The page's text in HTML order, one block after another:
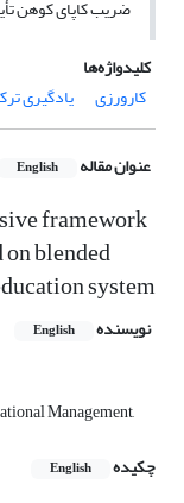
ضریب کاپای کوهن
کلیدواژه‌ها
کارورزی
یادگیری
عنوان مقاله English
framework
blended
system
نویسنده English
Management,
چکیده
English